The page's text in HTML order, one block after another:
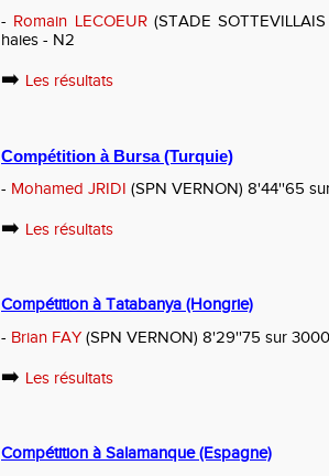
- Romain LECOEUR(STADE
haies - N2
➡️ Les résultats
Compétition à Bursa (Turquie)
- Mohamed JRIDI (SPN VERNON) 8'44''65
➡️ Les résultats
Compétition à Tatabanya (Hongrie)
- Brian FAY (SPN VERNON) 8'29''75 sur
➡️ Les résultats
Compétition à Salamanque (Espagne)